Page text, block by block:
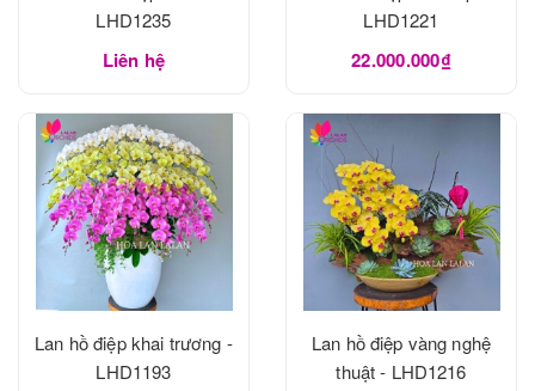
LHD1235
Liên hệ
LHD1221
22.000.000₫
Lan hồ điệp khai trương -
LHD1193
Lan hồ điệp vàng nghệ
thuật - LHD1216